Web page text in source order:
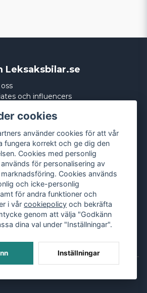
Leksaksbilar.se
och influencers
cookies
använder cookies för att vår
fungera korrekt och ge dig den
Cookies med personlig
för personalisering av
Cookies används
och icke-personlig
för andra funktioner och
i vårcookiepolicy och bekräfta
genom att välja "Godkänn
dina val under "Inställningar".
Inställningar